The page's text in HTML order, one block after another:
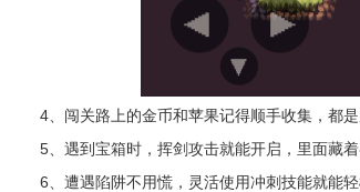
4、闯关路上的金币和苹果记得顺手收集，都
5、遇到宝箱时，挥剑攻击就能开启，里面藏
6、遭遇陷阱不用慌，灵活使用冲刺技能就能轻